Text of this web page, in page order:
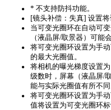
* 不支持防抖功能。
[镜头补偿：失真] 设置将
当可变光圈环在自动可
（液晶屏/取景器）可能
将可变光圈环设置为手
的最大光圈值。
将相机的曝光梯度设置
级数时，屏幕（液晶屏/
能与实际光圈值有所不同
将可变光圈环设置为手
值将设置为可变光圈环标